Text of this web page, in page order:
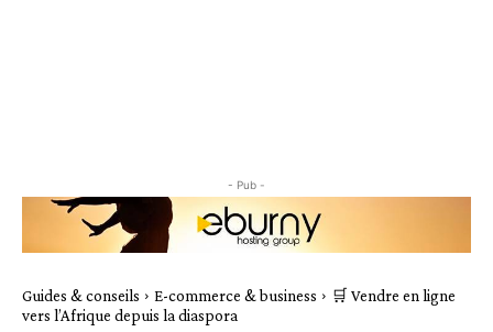
- Pub -
Guides & conseils E-commerce & business
🛒 Vendre en ligne
vers l’Afrique depuis la diaspora